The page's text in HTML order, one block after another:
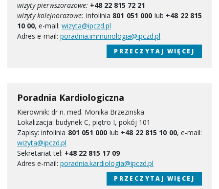
wizyty pierwszorazowe: +48 22 815 72 21
wizyty kolejnorazowe: infolinia 801 051 000 lub +48 22 815
10 00, e-mail: wizyta@ipczd.pl
Adres e-mail: poradnia.immunologia@ipczd.pl
PRZECZYTAJ WIĘCEJ
Poradnia Kardiologiczna
Kierownik: dr n. med. Monika Brzezinska
Lokalizacja: budynek C, piętro I, pokój 101
Zapisy: infolinia 801 051 000 lub +48 22 815 10 00, e-mail:
wizyta@ipczd.pl
Sekretariat tel: +48 22 815 17 09
Adres e-mail: poradnia.kardiologia@ipczd.pl
PRZECZYTAJ WIĘCEJ